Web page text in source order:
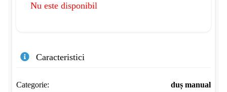
Nu este disponibil
Caracteristici
Categorie: duș manual